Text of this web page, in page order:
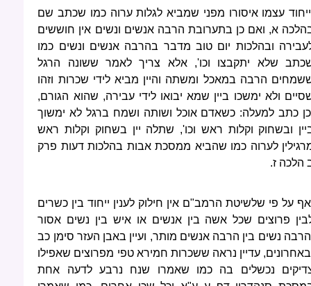
עצמו איסורו מפני שמביא לגלות ערוה כמו שכתב שם
א, ואם כן בתערובת הרבה אנשים ונשים אין חוששים
ובהלכות יום טוב מדבר בהרבה אנשים ונשים כמו
שלא יתקבצו וכו', אלא צריך לאמר ששונה הרגל
הרבה במאכל ומשתה והיין מביא לידי שכרות וזהו
ולא ימשכו ביין שמא יבואו לידי עבירה, שהוא הגורם,
כתב למעלה: כשאדם אוכל ושותה ושמח ברגל לא ימשוך
ובשחוק וקלות ראש וכו', שתלה יין בשחוק וקלות ראש
לערוה כמו שהביא ממסכת אבות בהלכות דעות פרק
הלכה ז.
על פי שלשיטת הרמב"ם אין חילוק לענין ייחוד בין כשרים
פרוצים שכל אשה בין אנשים או איש בין נשים אסור
נשים בין הרבה אנשים מותר, ועיין באבן העזר סימן כב
עדיין נראה ששכרות חמירא טפי מפרוצים שאפילו
נכשלים בה כמו שאמרו שנח נרבע לדעה אחת